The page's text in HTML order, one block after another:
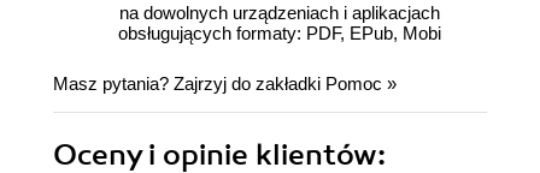
na dowolnych urządzeniach i aplikacjach
obsługujących formaty: PDF, EPub, Mobi
Masz pytania? Zajrzyj do zakładki Pomoc »
Oceny i opinie klientów: